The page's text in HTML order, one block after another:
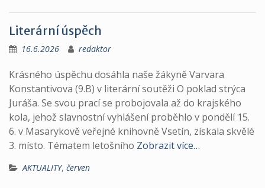
Literární úspěch
16.6.2026 redaktor
Krásného úspěchu dosáhla naše žákyně Varvara
Konstantivova (9.B) v literární soutěži O poklad strýca
Juráša. Se svou prací se probojovala až do krajského
kola, jehož slavnostní vyhlášení proběhlo v pondělí 15.
6. v Masarykově veřejné knihovně Vsetín, získala skvělé
3. místo. Tématem letošního Zobrazit více…
AKTUALITY, červen